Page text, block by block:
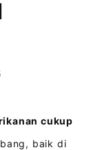
cukup
baik di